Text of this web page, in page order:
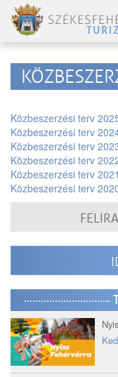
Közbeszerzési terv
Közbeszerzési terv
Közbeszerzési terv
Közbeszerzési terv
Közbeszerzési terv 2021
Közbeszerzési terv